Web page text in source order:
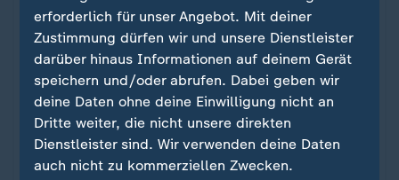
nutzen wir die Software von Datawrapper. Erst
wenn Sie hier klicken, werden die Grafiken
nachgeladen. Ihre IP-Adresse wird dabei an
externe Server von Datawrapper übertragen.
Über den Datenschutz von Datawrapper
können Sie sich auf der Seite des Anbieters
informieren. Um Ihre künftigen Besuche zu
erleichtern, speichern wir Ihre Zustimmung in
erforderlich für unser Angebot. Mit deiner
Zustimmung dürfen wir und unsere Dienstleister
darüber hinaus Informationen auf deinem Gerät
speichern und/oder abrufen. Dabei geben wir
deine Daten ohne deine Einwilligung nicht an
Dritte weiter, die nicht unsere direkten
Dienstleister sind. Wir verwenden deine Daten
auch nicht zu kommerziellen Zwecken.